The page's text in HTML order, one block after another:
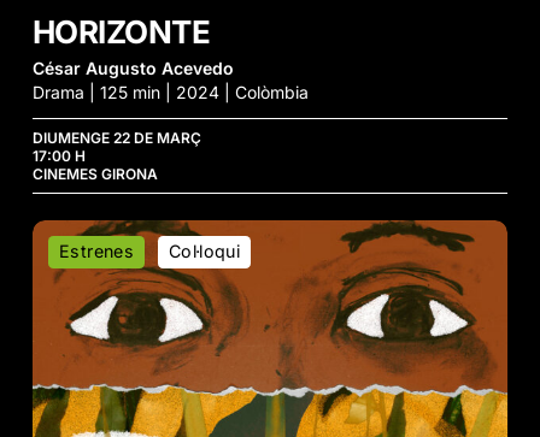
HORIZONTE
César Augusto Acevedo
Drama | 125 min | 2024 | Colòmbia
DIUMENGE 22 DE MARÇ
17:00 H
CINEMES GIRONA
Olivia
Nubes
Col·loqui
Estrenes